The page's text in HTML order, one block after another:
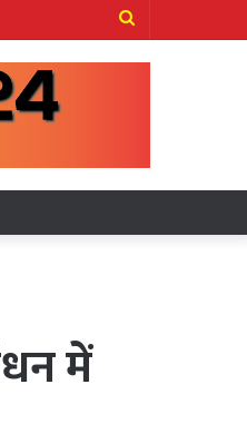
Search
for
में